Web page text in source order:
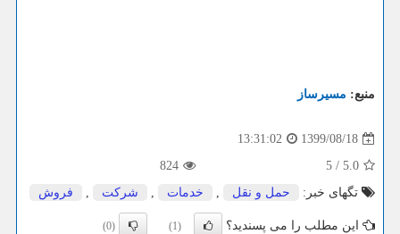
منبع: مسیرساز
1399/08/18
13:31:02
5.0
/
5
824
تگهای خبر:
حمل و نقل , خدمات , شركت , فروش
این مطلب را می پسندید؟ (1)
(0)